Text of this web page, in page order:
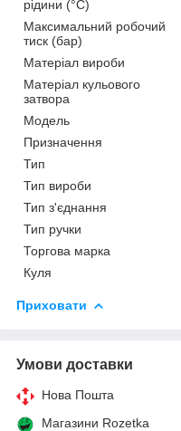
рідини (°C)
Максимальний робочий
тиск (бар)
Матеріал вироби
Матеріал кульового
затвора
Мoдель
Призначення
Тип
Тип вироби
Тип з'єднання
Тип ручки
Торгова марка
Куля
Приховати
Умови доставки
Нова Пошта
Магазини Rozetka